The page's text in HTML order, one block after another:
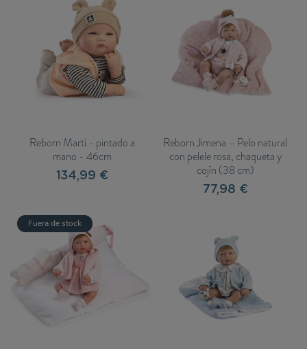
Reborn Martí - pintado a
mano - 46cm
134,99 €
Reborn Jimena – Pelo natural
con pelele rosa, chaqueta y
cojín (38 cm)
77,98 €
Fuera de stock